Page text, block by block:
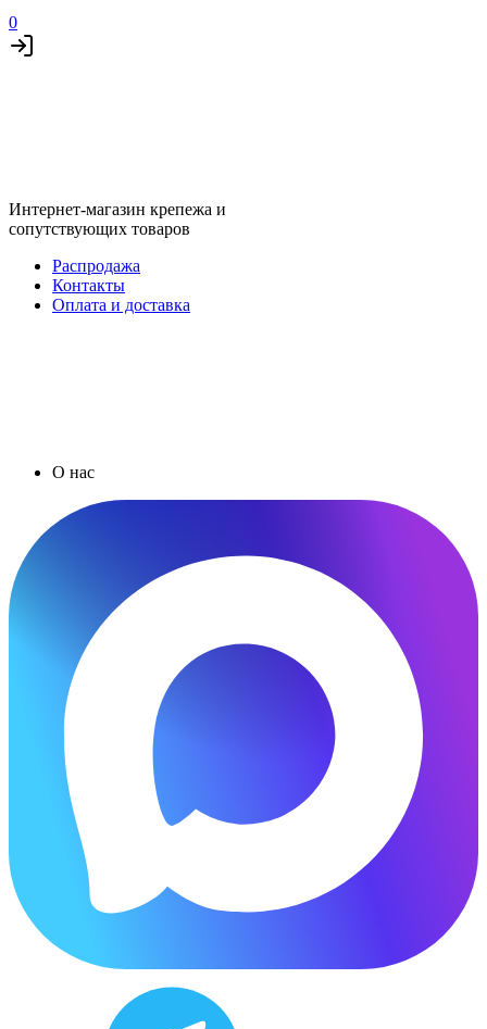
0
Интернет-магазин крепежа и
сопутствующих товаров
Распродажа
Контакты
Оплата и доставка
О нас